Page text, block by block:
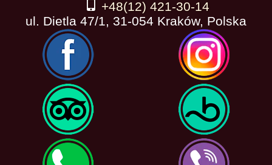
+48(12) 421-30-14
ul. Dietla 47/1, 31-054 Kraków, Polska